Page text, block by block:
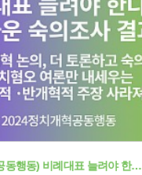
동행동) 비례대표 늘려야 한…